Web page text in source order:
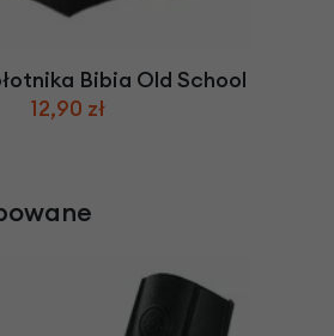
Bibia Old School
12,90 zł